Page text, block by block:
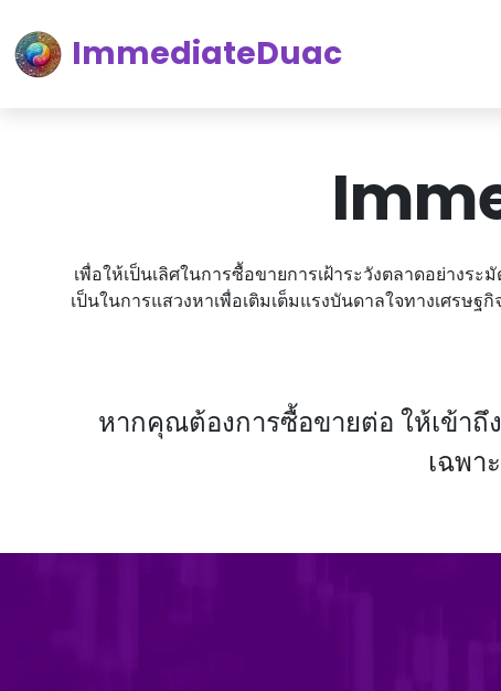
ImmediateDuac
เพื่อให้เป็นเลิศในการซื้อขายการเฝ้าระวังตลาดอย่าง
เป็นในการแสวงหาเพื่อเติมเต็มแรงบันดาลใจทางเศรษฐ
หากคุณต้องการซื้อขายต่อ ให้เข้าถึ
เฉพ